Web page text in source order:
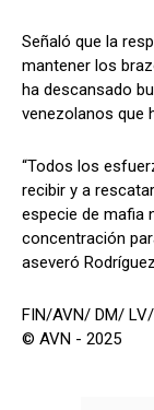
Señaló que la
mantener los
ha descansado
venezolanos que
“Todos los
recibir y a
especie de mafia
concentración
aseveró
FIN/AVN/ DM/
© AVN - 2025